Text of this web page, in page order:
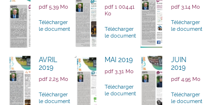
pdf 5,39 Mo
Télécharger
le document
pdf 1 004,41
Ko
Télécharger
le document
pdf 3,14 Mo
Télécharger
le document
AVRIL
2019
pdf 2,25 Mo
Télécharger
le document
MAI 2019
pdf 3,31 Mo
Télécharger
le document
JUIN
2019
pdf 4,95 Mo
Télécharger
le document